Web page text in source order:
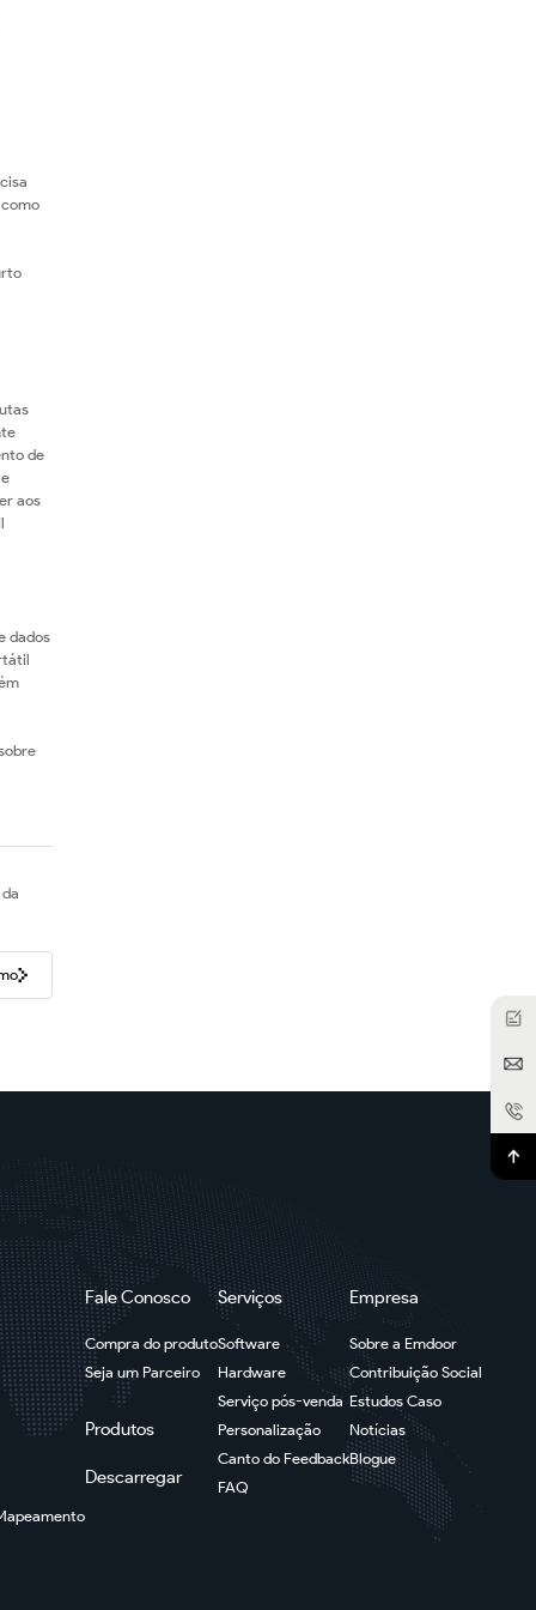
de
aos
dados
Fale Conosco
Compra do produto
Seja um Parceiro
Produtos
Descarregar
Serviços
Software
Hardware
Serviço pós-venda
Personalização
Canto do Feedback
FAQ
Empresa
Sobre a Emdoor
Contribuição Social
Estudos Caso
Notícias
Blogue